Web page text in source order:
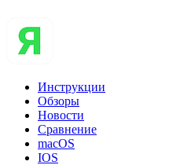
Инструкции
Обзоры
Новости
Сравнение
macOS
IOS